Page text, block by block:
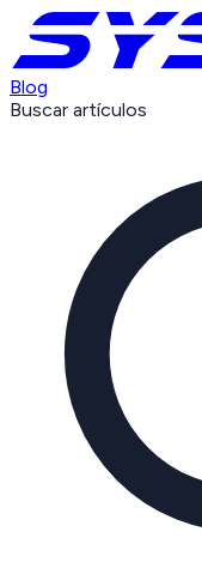
Blog
Buscar artículos